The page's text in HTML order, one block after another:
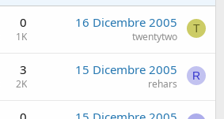
0
1K
16 Dicembre 2005
twentytwo
T
3
2K
15 Dicembre 2005
rehars
R